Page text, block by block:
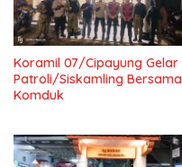
Koramil 07/Cipayung Gelar
Patroli/Siskamling Bersama
Komduk